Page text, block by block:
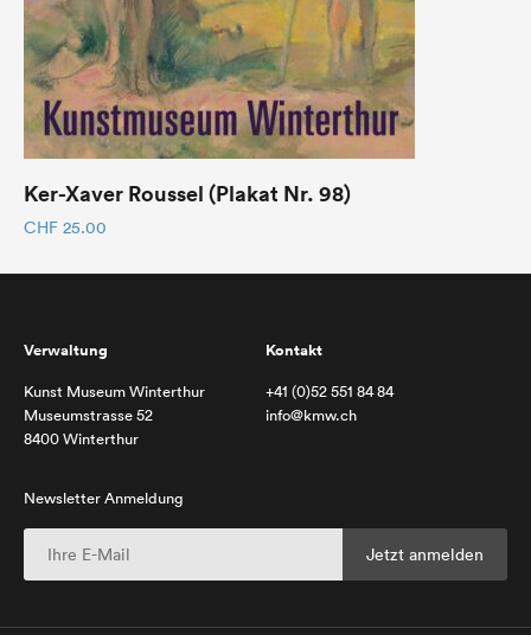
Ker-Xaver Roussel (Plakat Nr. 98)
CHF 25.00
Verwaltung
Kunst Museum Winterthur
Museumstrasse 52
8400 Winterthur
Kontakt
+41 (0)52 551 84 84
info@kmw.ch
Newsletter Anmeldung